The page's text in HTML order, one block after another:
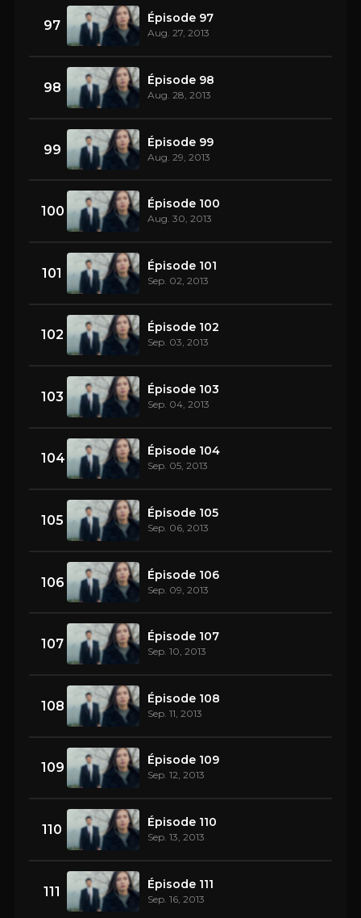
97 Épisode 97
Aug. 27, 2013
98 Épisode 98
Aug. 28, 2013
99 Épisode 99
Aug. 29, 2013
100 Épisode 100
Aug. 30, 2013
101 Épisode 101
Sep. 02, 2013
102 Épisode 102
Sep. 03, 2013
103 Épisode 103
Sep. 04, 2013
104 Épisode 104
Sep. 05, 2013
105 Épisode 105
Sep. 06, 2013
106 Épisode 106
Sep. 09, 2013
107 Épisode 107
Sep. 10, 2013
108 Épisode 108
Sep. 11, 2013
109 Épisode 109
Sep. 12, 2013
110 Épisode 110
Sep. 13, 2013
111 Épisode 111
Sep. 16, 2013